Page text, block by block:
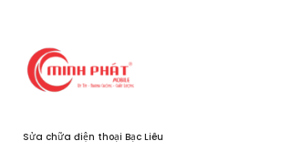
content
Sửa chữa điện thoại Bạc Liêu